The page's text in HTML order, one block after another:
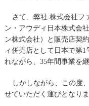
さて、弊社 株式会社フ
ン・アウディ日本株式会
ン株式会社）と販売店契
ィ併売店として日本で第1
れながら、 35年間事業を
しかしながら、この度、
せていただく運びとなりま